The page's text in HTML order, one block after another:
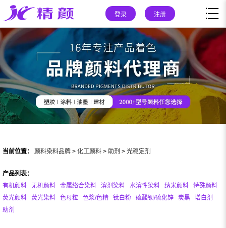
登录 注册
当前位置： 颜料染料品牌 > 化工颜料 > 助剂 > 光稳定剂
产品列表：
有机颜料
无机颜料 金属络合染料 溶剂染料 水溶性染料 纳米颜料
特殊颜料
荧光颜料
荧光染料 色母粒 色浆/色精 钛白粉 硫酸钡/硫化锌 炭黑
增白剂
助剂